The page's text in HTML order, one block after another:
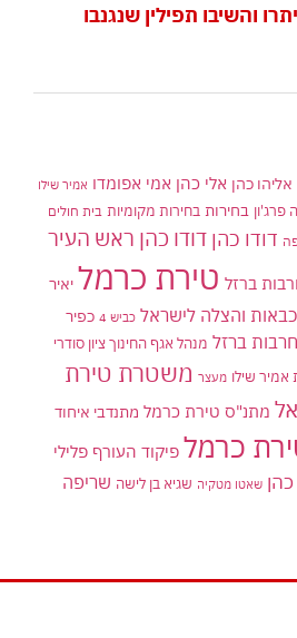
והשיבו תפילין שנגנבו
אליהו כהן אלי כהן אמי אפומדו אמיר שילו
פרג'ון בחירות בחירות מקומיות בית חולים
דודו כהן דודו כהן ראש העיר
ברזל טירת כרמל יאיר
כבאות והצלה לישראל כביש 4
כפיר
ברזל מנהל אגף החינוך ציון סודרי
אמיר שילו מעצר משטרת טירת
מתנ"ס טירת כרמל מתנדבי איחוד
כרמל פיקוד העורף פלילי
שאטו מטקיה שגיא בן לישה שריפה